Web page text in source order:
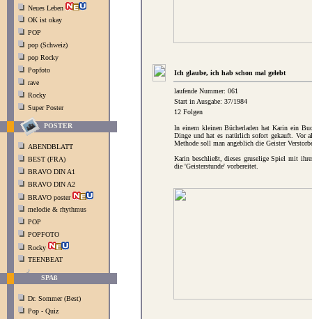
Neues Leben
OK ist okay
POP
pop (Schweiz)
pop Rocky
Popfoto
rave
Rocky
Super Poster
POSTER
ABENDBLATT
BEST (FRA)
BRAVO DIN A1
BRAVO DIN A2
BRAVO poster
melodie & rhythmus
POP
POPFOTO
Rocky
TEENBEAT
SPAß
Dr. Sommer (Best)
Pop - Quiz
Ich glaube, ich hab schon mal gelebt
laufende Nummer: 061
Start in Ausgabe: 37/1984
12 Folgen
In einem kleinen Bücherladen hat Karin ein
Dinge und hat es natürlich sofort gekauft. Vor
Methode soll man angeblich die Geister
Karin beschließt, dieses gruselige Spiel mit
die 'Geisterstunde' vorbereitet.